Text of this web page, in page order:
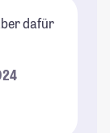
dafür